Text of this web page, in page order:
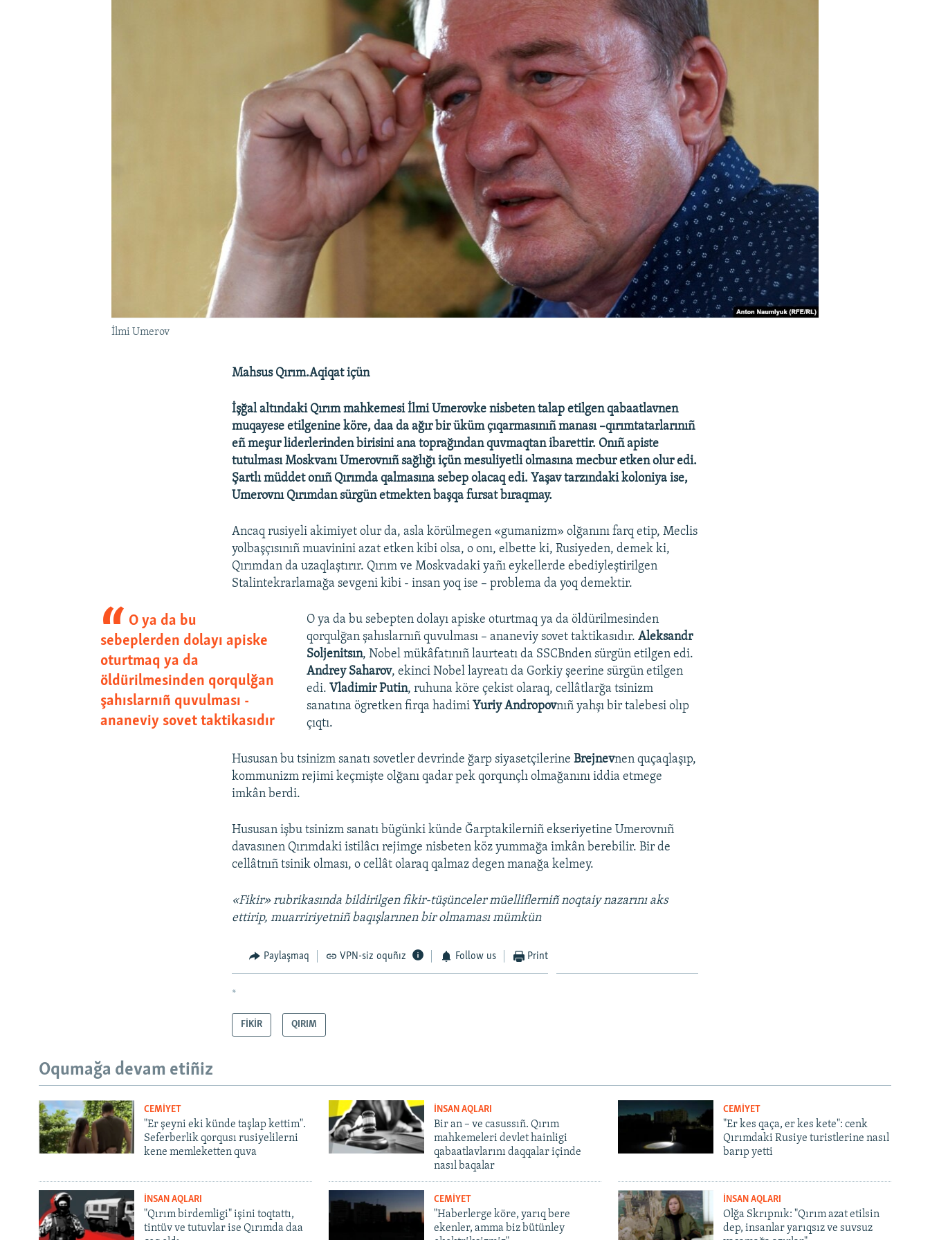
İlmi Umerov
Mahsus Qırım.Aqiqat içün
İşğal altındaki Qırım mahkemesi İlmi Umerovke nisbeten talap etilgen qabaatlavnen
muqayese etilgenine köre, daa da ağır bir üküm çıqarmasınıñ manası –qırımtatarlarınıñ
eñ meşur liderlerinden birisini ana toprağından quvmaqtan ibarettir. Onıñ apiste
tutulması Moskvanı Umerovnıñ sağlığı içün mesuliyetli olmasına mecbur etken olur edi.
Şartlı müddet onıñ Qırımda qalmasına sebep olacaq edi. Yaşav tarzındaki koloniya ise,
Umerovnı Qırımdan sürgün etmekten başqa fursat bıraqmay.
Ancaq rusiyeli akimiyet olur da, asla körülmegen «gumanizm» olğanını farq etip, Meclis
yolbaşçısınıñ muavinini azat etken kibi olsa, o onı, elbette ki, Rusiyeden, demek ki,
Qırımdan da uzaqlaştırır. Qırım ve Moskvadaki yañı eykellerde ebediyleştirilgen
Stalintekrarlamağa sevgeni kibi - insan yoq ise – problema da yoq demektir.
O ya da bu
sebeplerden dolayı apiske
oturtmaq ya da
öldürilmesinden qorqulğan
şahıslarnıñ quvulması -
ananeviy sovet taktikasıdır
O ya da bu sebepten dolayı apiske oturtmaq ya da öldürilmesinden
qorqulğan şahıslarnıñ quvulması – ananeviy sovet taktikasıdır. Aleksandr
Soljenitsın, Nobel mükâfatınıñ laurteatı da SSCBnden sürgün etilgen edi.
Andrey Saharov, ekinci Nobel layreatı da Gorkiy şeerine sürgün etilgen
edi. Vladimir Putin, ruhuna köre çekist olaraq, cellâtlarğa tsinizm
sanatına ögretken firqa hadimi Yuriy Andropovnıñ yahşı bir talebesi olıp
çıqtı.
Hususan bu tsinizm sanatı sovetler devrinde ğarp siyasetçilerineBrejnevnen quçaqlaşıp,
kommunizm rejimi keçmişte olğanı qadar pek qorqunçlı olmağanını iddia etmege
imkân berdi.
Hususan işbu tsinizm sanatı bügünki künde Ğarptakilerniñ ekseriyetine Umerovnıñ
davasınen Qırımdaki istilâcı rejimge nisbeten köz yummağa imkân berebilir. Bir de
cellâtnıñ tsinik olması, o cellât olaraq qalmaz degen manağa kelmey.
«Fikir» rubrikasında bildirilgen fikir-tüşünceler müelliflerniñ noqtaiy nazarını aks
ettirip, muarririyetniñ baqışlarınen bir olmaması mümkün
Paylaşmaq VPN-siz oquñız Follow us Print
*
FİKİR QIRIM
Oqumağa devam etiñiz
CEMİYET
"Er şeyni eki künde taşlap kettim".
Seferberlik qorqusı rusiyelilerni
kene memleketten quva
İNSAN AQLARI
Bir an – ve casussıñ. Qırım
mahkemeleri devlet hainligi
qabaatlavlarını daqqalar içinde
nasıl baqalar
CEMİYET
"Er kes qaça, er kes kete": cenk
Qırımdaki Rusiye turistlerine nasıl
barıp yetti
İNSAN AQLARI
"Qırım birdemligi" işini toqtattı,
tintüv ve tutuvlar ise Qırımda daa
CEMİYET
"Haberlerge köre, yarıq bere
ekenler, amma biz bütünley
İNSAN AQLARI
Olğa Skrıpnık: "Qırım azat etilsin
dep, insanlar yarıqsız ve suvsuz